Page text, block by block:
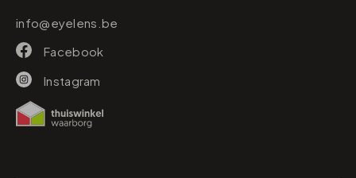
info@eyelens.be
Facebook
Instagram